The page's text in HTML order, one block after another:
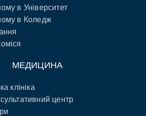
в Університет
в Коледж
МЕДИЦИНА
клініка
центр